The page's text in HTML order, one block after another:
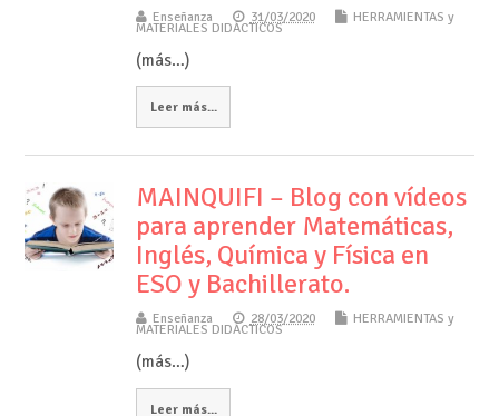
Enseñanza 31/03/2020 HERRAMIENTAS y
MATERIALES DIDÁCTICOS
(más…)
Leer más...
MAINQUIFI – Blog con vídeos
para aprender Matemáticas,
Inglés, Química y Física en
ESO y Bachillerato.
Enseñanza 28/03/2020 HERRAMIENTAS y
MATERIALES DIDÁCTICOS
(más…)
Leer más...